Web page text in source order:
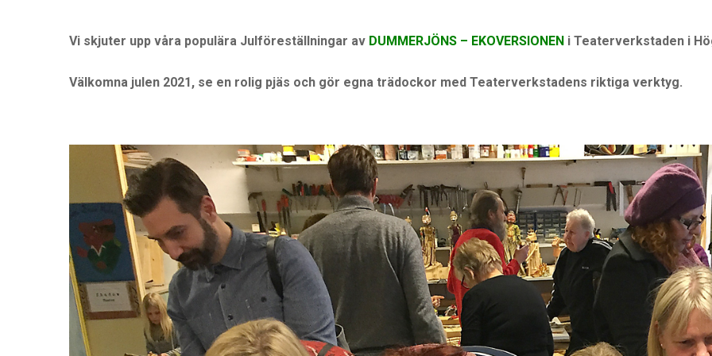
Vi skjuter upp våra populära Julföreställningar av DUMMERJÖNS – EKOVERSIONEN i Teaterverkstaden i
Välkomna julen 2021, se en rolig pjäs och gör egna trädockor med Teaterverkstadens riktiga verktyg.